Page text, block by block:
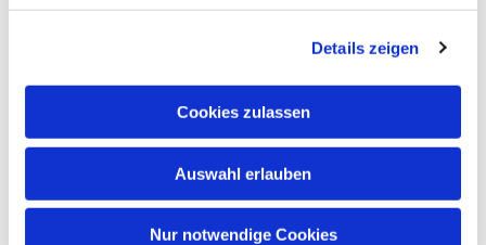
Details zeigen
Cookies zulassen
Auswahl erlauben
Nur notwendige Cookies